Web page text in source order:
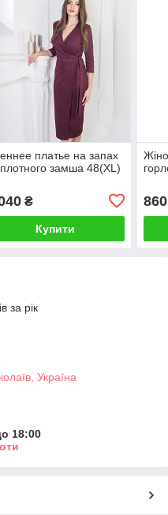
платье на запах
замша 48(XL)
₴
Купити
860
за рік
Україна
18:00